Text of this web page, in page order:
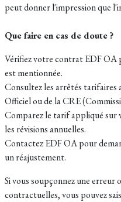
peut donner l'impression que
Que faire en cas de doute ?
Vérifiez votre contrat EDF OA
est mentionnée.
Consultez les arrêtés tarifaires
Officiel ou de la CRE
Comparez le tarif appliqué sur
les révisions annuelles.
Contactez EDF OA pour
un réajustement.
Si vous soupçonnez une erreur
contractuelles, vous pouvez